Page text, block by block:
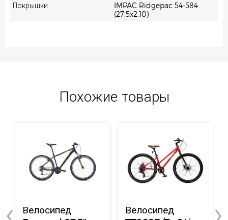
Покрышки
IMPAC Ridgepac 54-584
(27.5x2.10)
Похожие товары
Велосипед
Велосипед
‹ ›